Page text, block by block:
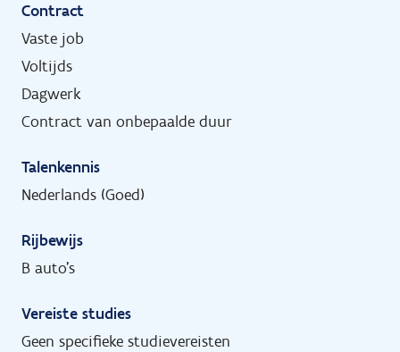
Contract
Vaste job
Voltijds
Dagwerk
Contract van onbepaalde duur
Talenkennis
Nederlands (Goed)
Rijbewijs
B auto's
Vereiste studies
Geen specifieke studievereisten